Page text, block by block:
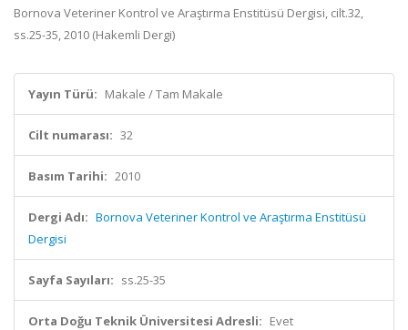
Bornova Veteriner Kontrol ve Araştırma Enstitüsü Dergisi, cilt.32,
ss.25-35, 2010 (Hakemli Dergi)
Yayın Türü: Makale / Tam Makale
Cilt numarası: 32
Basım Tarihi: 2010
Dergi Adı: Bornova Veteriner Kontrol ve Araştırma Enstitüsü
Dergisi
Sayfa Sayıları: ss.25-35
Orta Doğu Teknik Üniversitesi Adresli: Evet